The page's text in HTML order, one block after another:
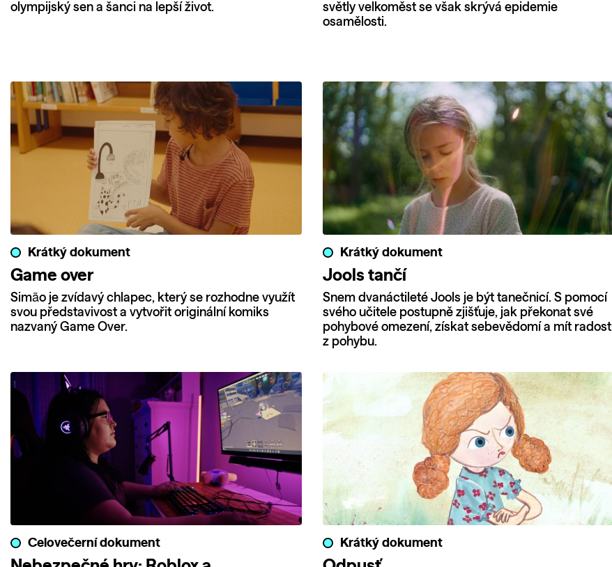
olympijský sen a šanci na lepší život.
světly velkoměst se však skrývá epidemie
osamělosti.
Krátký dokument
Game over
Simão je zvídavý chlapec, který se rozhodne využít
svou představivost a vytvořit originální komiks
nazvaný Game Over.
Krátký dokument
Jools tančí
Snem dvanáctileté Jools je být tanečnicí. S pomocí
svého učitele postupně zjišťuje, jak překonat své
pohybové omezení, získat sebevědomí a mít radost
z pohybu.
Celovečerní dokument Krátký dokument